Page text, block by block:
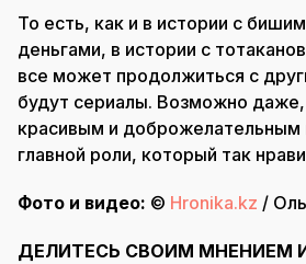
То есть, как и в истории с
деньгами, в истории с
все может продолжиться с
будут сериалы. Возможно
красивым и доброжелательным
главной роли, который так
Фото и видео: © Hronika.kz /
ДЕЛИТЕСЬ СВОИМ МНЕНИЕМ